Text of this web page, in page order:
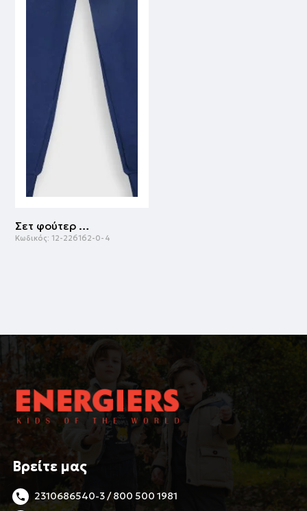
Σετ φούτερ φόρμα | ΜΑΡΕΝ
Κωδικός: 12-226162-0-4
Βρείτε μας
2310686540-3 / 800 500 1981